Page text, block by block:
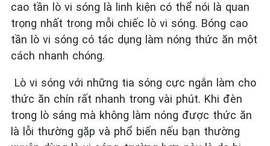
cao tần lò vi sóng là linh kiện có thể nói là quan
trọng nhất trong mỗi chiếc lò vi sóng. Bóng cao
tần lò vi sóng có tác dụng làm nóng thức ăn một
cách nhanh chóng.
Lò vi sóng với những tia sóng cực ngắn làm cho
thức ăn chín rất nhanh trong vài phút. Khi đèn
trong lò sáng mà không làm nóng được thức ăn
là lỗi thường gặp và phổ biến nếu bạn thường